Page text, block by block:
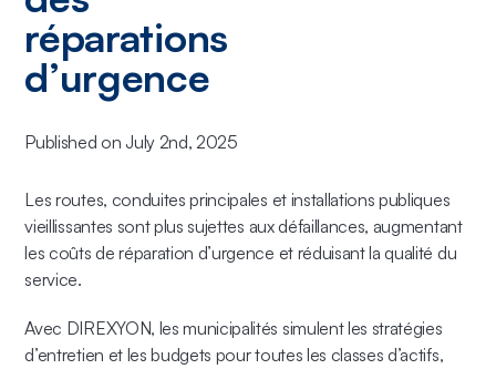
Municipale
Électrique
Ressources
À propos
Réservez une démo
réparations
d’urgence
Published on July 2nd, 2025
Les routes, conduites principales et installations publiques
vieillissantes sont plus sujettes aux défaillances, augmentant
les coûts de réparation d’urgence et réduisant la qualité du
service.
Avec DIREXYON, les municipalités simulent les stratégies
d’entretien et les budgets pour toutes les classes d’actifs,